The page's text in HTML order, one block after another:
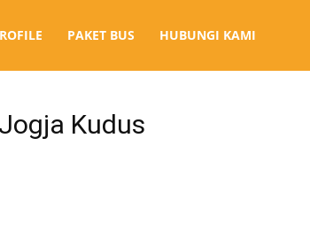
PAKET BUS HUBUNGI KAMI
Kudus